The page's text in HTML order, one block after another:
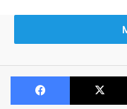
Vamos usar como
no Brasil e no mundo.
fora e domina
Porém ela ainda tem
Facebook